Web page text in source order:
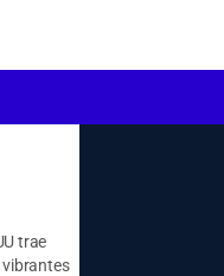
trae
vibrantes